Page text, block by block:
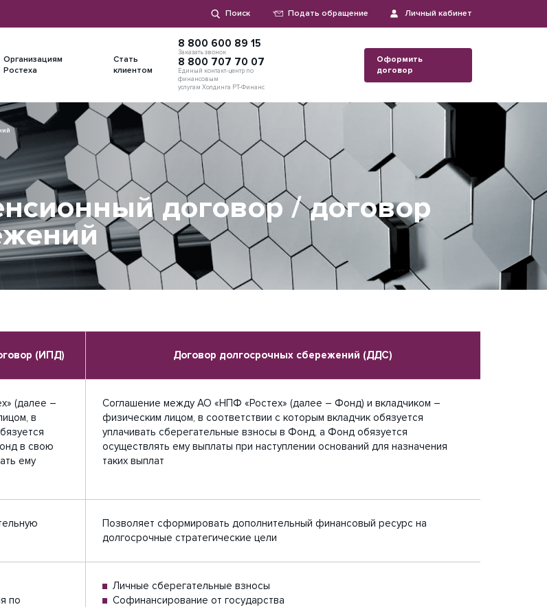
Поиск Подать обращение Личный кабинет
Организациям
Ростеха
Стать
клиентом
8 800 600 89 15
Заказать звонок
8 800 707 70 07
Единый контакт-центр по
финансовым
услугам Холдинга РТ-Финанс
Оформить
договор
договор / договор
(ИПД) Договор долгосрочных сбережений (ДДС)
(далее –
в
в свою
ему
Соглашение между АО «НПФ «Ростех» (далее – Фонд) и вкладчиком –
физическим лицом, в соответствии с которым вкладчик обязуется
уплачивать сберегательные взносы в Фонд, а Фонд обязуется
осуществлять ему выплаты при наступлении оснований для назначения
таких выплат
Позволяет сформировать дополнительный финансовый ресурс на
долгосрочные стратегические цели
по
Личные сберегательные взносы
Софинансирование от государства